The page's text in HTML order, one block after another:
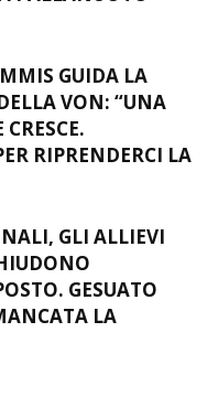
GUIDA LA
VON: “UNA
RIPRENDERCI LA
GLI ALLIEVI
GESUATO
LA